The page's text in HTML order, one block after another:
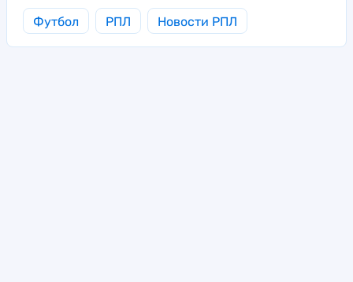
Футбол РПЛ Новости РПЛ